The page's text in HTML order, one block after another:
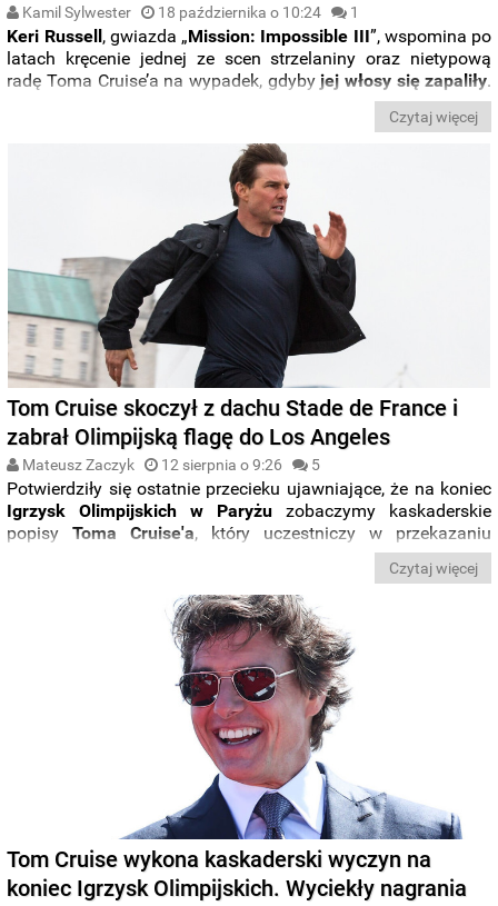
Kamil Sylwester 18 października o 10:24 1
Keri Russell , gwiazda „Mission: Impossible III”, wspomina po
latach kręcenie jednej ze scen strzelaniny oraz nietypową
radę Toma Cruise’a na wypadek, gdybyjej włosy się zapaliły.
J.J. Abrams, a
Czytaj więcej
Tom Cruise skoczył z dachu Stade de France i
zabrał Olimpijską flagę do Los Angeles
Mateusz Zaczyk 12 sierpnia o 9:26 5
Potwierdziły się ostatnie przecieku ujawniające, że na koniec
Igrzysk Olimpijskich w Paryżu zobaczymy kaskaderskie
popisyToma Cruise'a, który uczestniczy w przekazaniu
, gdzie odbędą się następne
Igrzyska. Całe wydarzenie możecie zobaczyć w materiale
Czytaj więcej
Tom Cruise wykona kaskaderski wyczyn na
koniec Igrzysk Olimpijskich. Wyciekły nagrania